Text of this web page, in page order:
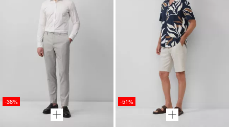
-38% -51%